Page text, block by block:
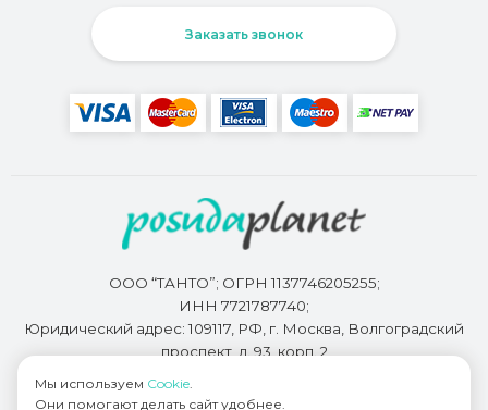
Заказать звонок
ООО “ТАНТО”; ОГРН 1137746205255;
ИНН 7721787740;
Юридический адрес: 109117, РФ, г. Москва, Волгоградский
проспект, д. 93, корп. 2
Разработкой сайта занимается
Мы используем Cookie.
Они помогают делать сайт удобнее.